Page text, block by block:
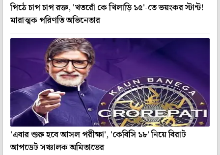
পিঠে চাপ চাপ রক্ত, 'খতরোঁ কে খিলাড়ি ১৫'-তে ভয়ংকর স্টান্ট!
মারাত্মক পরিণতি অভিনেতার
'এবার শুরু হবে আসল পরীক্ষা', 'কেবিসি ১৮' নিয়ে বিরাট
আপডেট সঞ্চালক অমিতাভের